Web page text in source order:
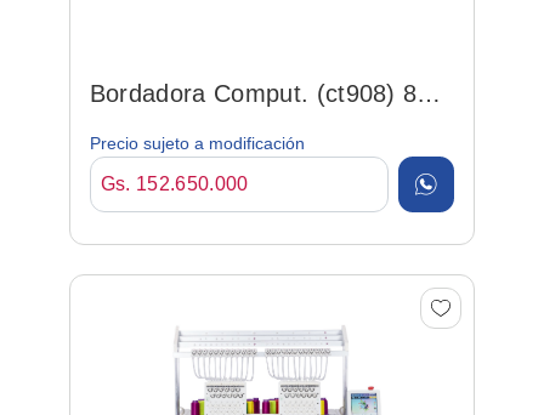
Bordadora Comput. (ct908) 8
Precio sujeto a modificación
Gs. 152.650.000